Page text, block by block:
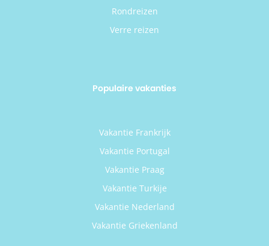
Rondreizen
Verre reizen
Populaire vakanties
Vakantie Frankrijk
Vakantie Portugal
Vakantie Praag
Vakantie Turkije
Vakantie Nederland
Vakantie Griekenland